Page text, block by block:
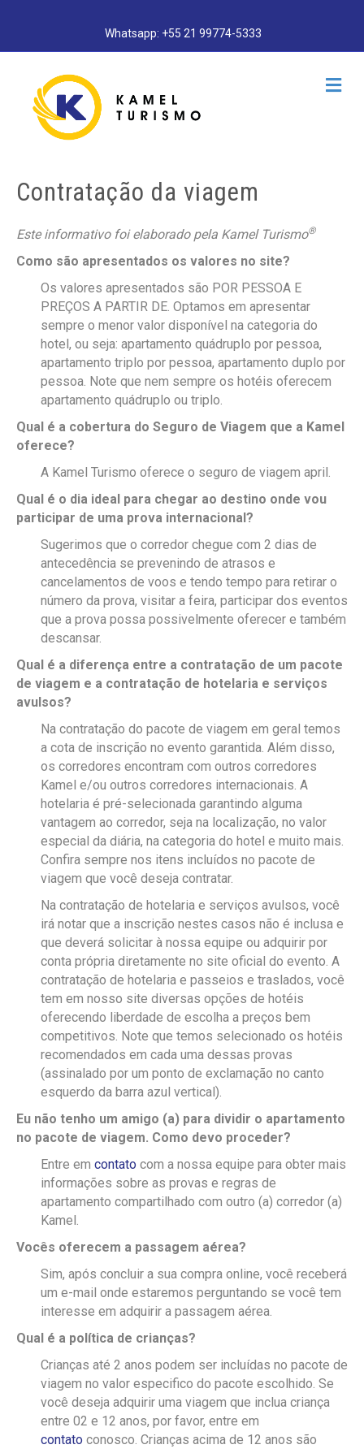
Whatsapp: +55 21 99774-5333
M
e
Contratação da viagem
Este informativo foi elaborado pela Kamel Turismo®
Como são apresentados os valores no site?
Os valores apresentados são POR PESSOA E
PREÇOS A PARTIR DE. Optamos em apresentar
sempre o menor valor disponível na categoria do
hotel, ou seja: apartamento quádruplo por pessoa,
apartamento triplo por pessoa, apartamento duplo por
pessoa. Note que nem sempre os hotéis oferecem
apartamento quádruplo ou triplo.
Qual é a cobertura do Seguro de Viagem que a Kamel
oferece?
A Kamel Turismo oferece o seguro de viagem april.
Qual é o dia ideal para chegar ao destino onde vou
participar de uma prova internacional?
Sugerimos que o corredor chegue com 2 dias de
antecedência se prevenindo de atrasos e
cancelamentos de voos e tendo tempo para retirar o
número da prova, visitar a feira, participar dos eventos
que a prova possa possivelmente oferecer e também
descansar.
Qual é a diferença entre a contratação de um pacote
de viagem e a contratação de hotelaria e serviços
avulsos?
Na contratação do pacote de viagem em geral temos
a cota de inscrição no evento garantida. Além disso,
os corredores encontram com outros corredores
Kamel e/ou outros corredores internacionais. A
hotelaria é pré-selecionada garantindo alguma
vantagem ao corredor, seja na localização, no valor
especial da diária, na categoria do hotel e muito mais.
Confira sempre nos itens incluídos no pacote de
viagem que você deseja contratar.
Na contratação de hotelaria e serviços avulsos, você
irá notar que a inscrição nestes casos não é inclusa e
que deverá solicitar à nossa equipe ou adquirir por
conta própria diretamente no site oficial do evento. A
contratação de hotelaria e passeios e traslados, você
tem em nosso site diversas opções de hotéis
oferecendo liberdade de escolha a preços bem
competitivos. Note que temos selecionado os hotéis
recomendados em cada uma dessas provas
(assinalado por um ponto de exclamação no canto
esquerdo da barra azul vertical).
Eu não tenho um amigo (a) para dividir o apartamento
no pacote de viagem. Como devo proceder?
Entre em contato com a nossa equipe para obter mais
informações sobre as provas e regras de
apartamento compartilhado com outro (a) corredor (a)
Kamel.
Vocês oferecem a passagem aérea?
Sim, após concluir a sua compra online, você receberá
um e-mail onde estaremos perguntando se você tem
interesse em adquirir a passagem aérea.
Qual é a política de crianças?
Crianças até 2 anos podem ser incluídas no pacote de
viagem no valor especifico do pacote escolhido. Se
você deseja adquirir uma viagem que inclua criança
entre 02 e 12 anos, por favor, entre em
contato conosco. Crianças acima de 12 anos são